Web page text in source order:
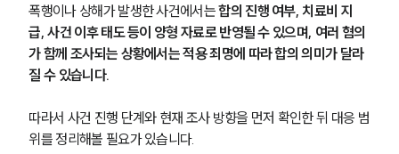
폭행이나 상해가 발생한 사건에서는 합의 진행 여부, 치료비 지
급, 사건 이후 태도 등이 양형 자료로 반영될 수 있으며, 여러 혐의
가 함께 조사되는 상황에서는 적용 죄명에 따라 합의 의미가 달라
질 수 있습니다.
따라서 사건 진행 단계와 현재 조사 방향을 먼저 확인한 뒤 대응 범
위를 정리해볼 필요가 있습니다.